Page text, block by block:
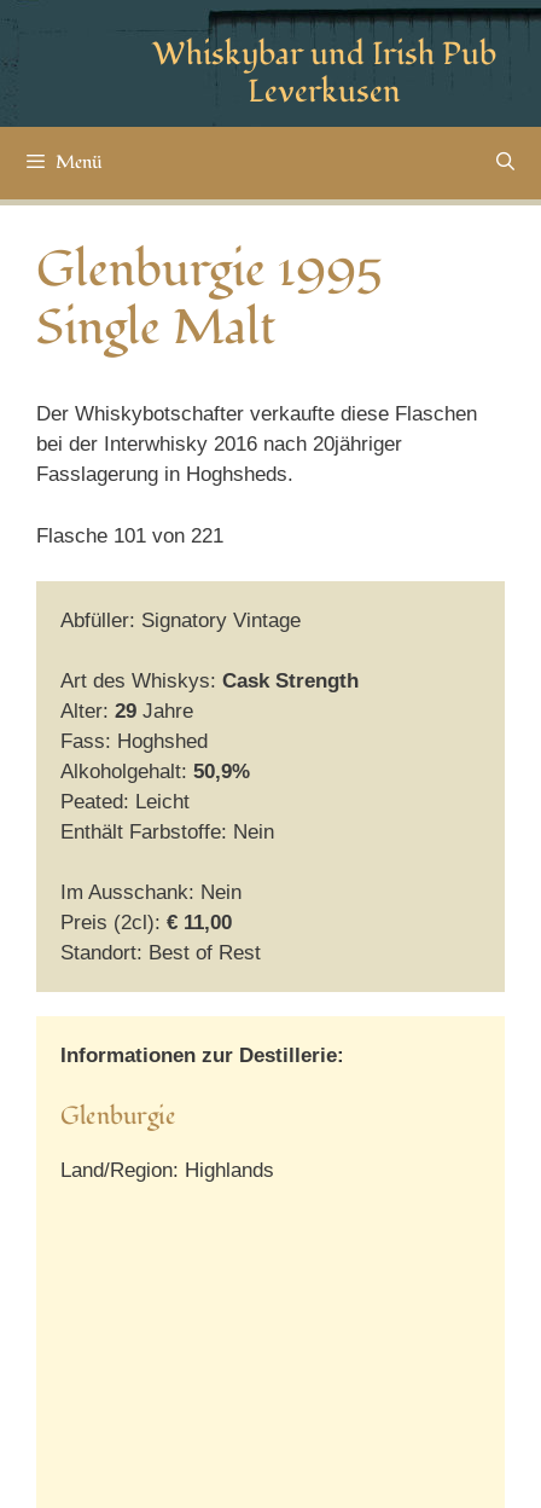
Whiskybar und Irish Pub
Leverkusen
Menü
Glenburgie 1995
Single Malt
Der Whiskybotschafter verkaufte diese Flaschen
bei der Interwhisky 2016 nach 20jähriger
Fasslagerung in Hoghsheds.
Flasche 101 von 221
Abfüller: Signatory Vintage
Art des Whiskys: Cask Strength
Alter: 29 Jahre
Fass: Hoghshed
Alkoholgehalt: 50,9%
Peated: Leicht
Enthält Farbstoffe: Nein
Im Ausschank: Nein
Preis (2cl): € 11,00
Standort: Best of Rest
Informationen zur Destillerie:
Glenburgie
Land/Region: Highlands